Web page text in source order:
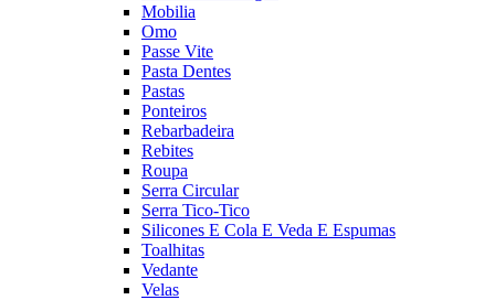
Mobilia
Omo
Passe Vite
Pasta Dentes
Pastas
Ponteiros
Rebarbadeira
Rebites
Roupa
Serra Circular
Serra Tico-Tico
Silicones E Cola E Veda E Espumas
Toalhitas
Vedante
Velas